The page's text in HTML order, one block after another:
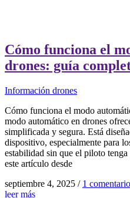
Cómo funciona el
drones: guía
Información drones
Cómo funciona el modo
modo automático en drones
simplificada y segura. Está
dispositivo, especialmente para
estabilidad sin que el piloto
este artículo desde
septiembre 4, 2025 / 1 comentario
leer más